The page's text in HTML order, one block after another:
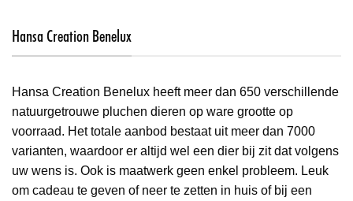
Hansa Creation Benelux
Hansa Creation Benelux heeft meer dan 650 verschillende
natuurgetrouwe pluchen dieren op ware grootte op
voorraad. Het totale aanbod bestaat uit meer dan 7000
varianten, waardoor er altijd wel een dier bij zit dat volgens
uw wens is. Ook is maatwerk geen enkel probleem. Leuk
om cadeau te geven of neer te zetten in huis of bij een